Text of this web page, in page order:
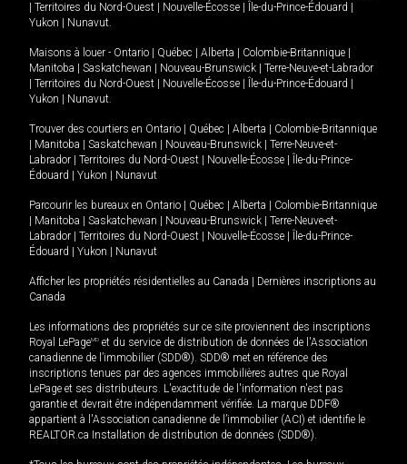
Territoires du Nord-Ouest Nouvelle-Écosse Île-du-Prince-Édouard
Yukon
Nunavut.
Maisons à louer - Ontario Québec Alberta Colombie-Britannique
Manitoba
Saskatchewan Nouveau-Brunswick
Terre-Neuve-et-Labrador
Territoires du Nord-Ouest Nouvelle-Écosse Île-du-Prince-Édouard
Yukon
Nunavut.
Trouver des courtiers en Ontario Québec Alberta
Colombie-Britannique
Manitoba Saskatchewan Nouveau-Brunswick
Terre-Neuve-et-
Labrador
Territoires du Nord-Ouest Nouvelle-Écosse
Île-du-Prince-
Édouard
Yukon Nunavut
Parcourir les bureaux en Ontario Québec Alberta
Colombie-Britannique
Manitoba Saskatchewan Nouveau-Brunswick
Terre-Neuve-et-
Labrador
Territoires du Nord-Ouest Nouvelle-Écosse
Île-du-Prince-
Édouard
Yukon Nunavut
Afficher les propriétés résidentielles au Canada
Dernières inscriptions au
Canada
Les informations des propriétés sur ce site proviennent des inscriptions
Royal LePageMD et du service de distribution de données de l'Association
canadienne de l’immobilier (SDD®). SDD® met en référence des
inscriptions tenues par des agences immobilières autres que Royal
LePage et ses distributeurs. L'exactitude de l'information n'est pas
garantie et devrait être indépendamment vérifiée. La marque DDF®
appartient à l'Association canadienne de l’immobilier (ACI) et identifie le
REALTOR.ca Installation de distribution de données (SDD®).